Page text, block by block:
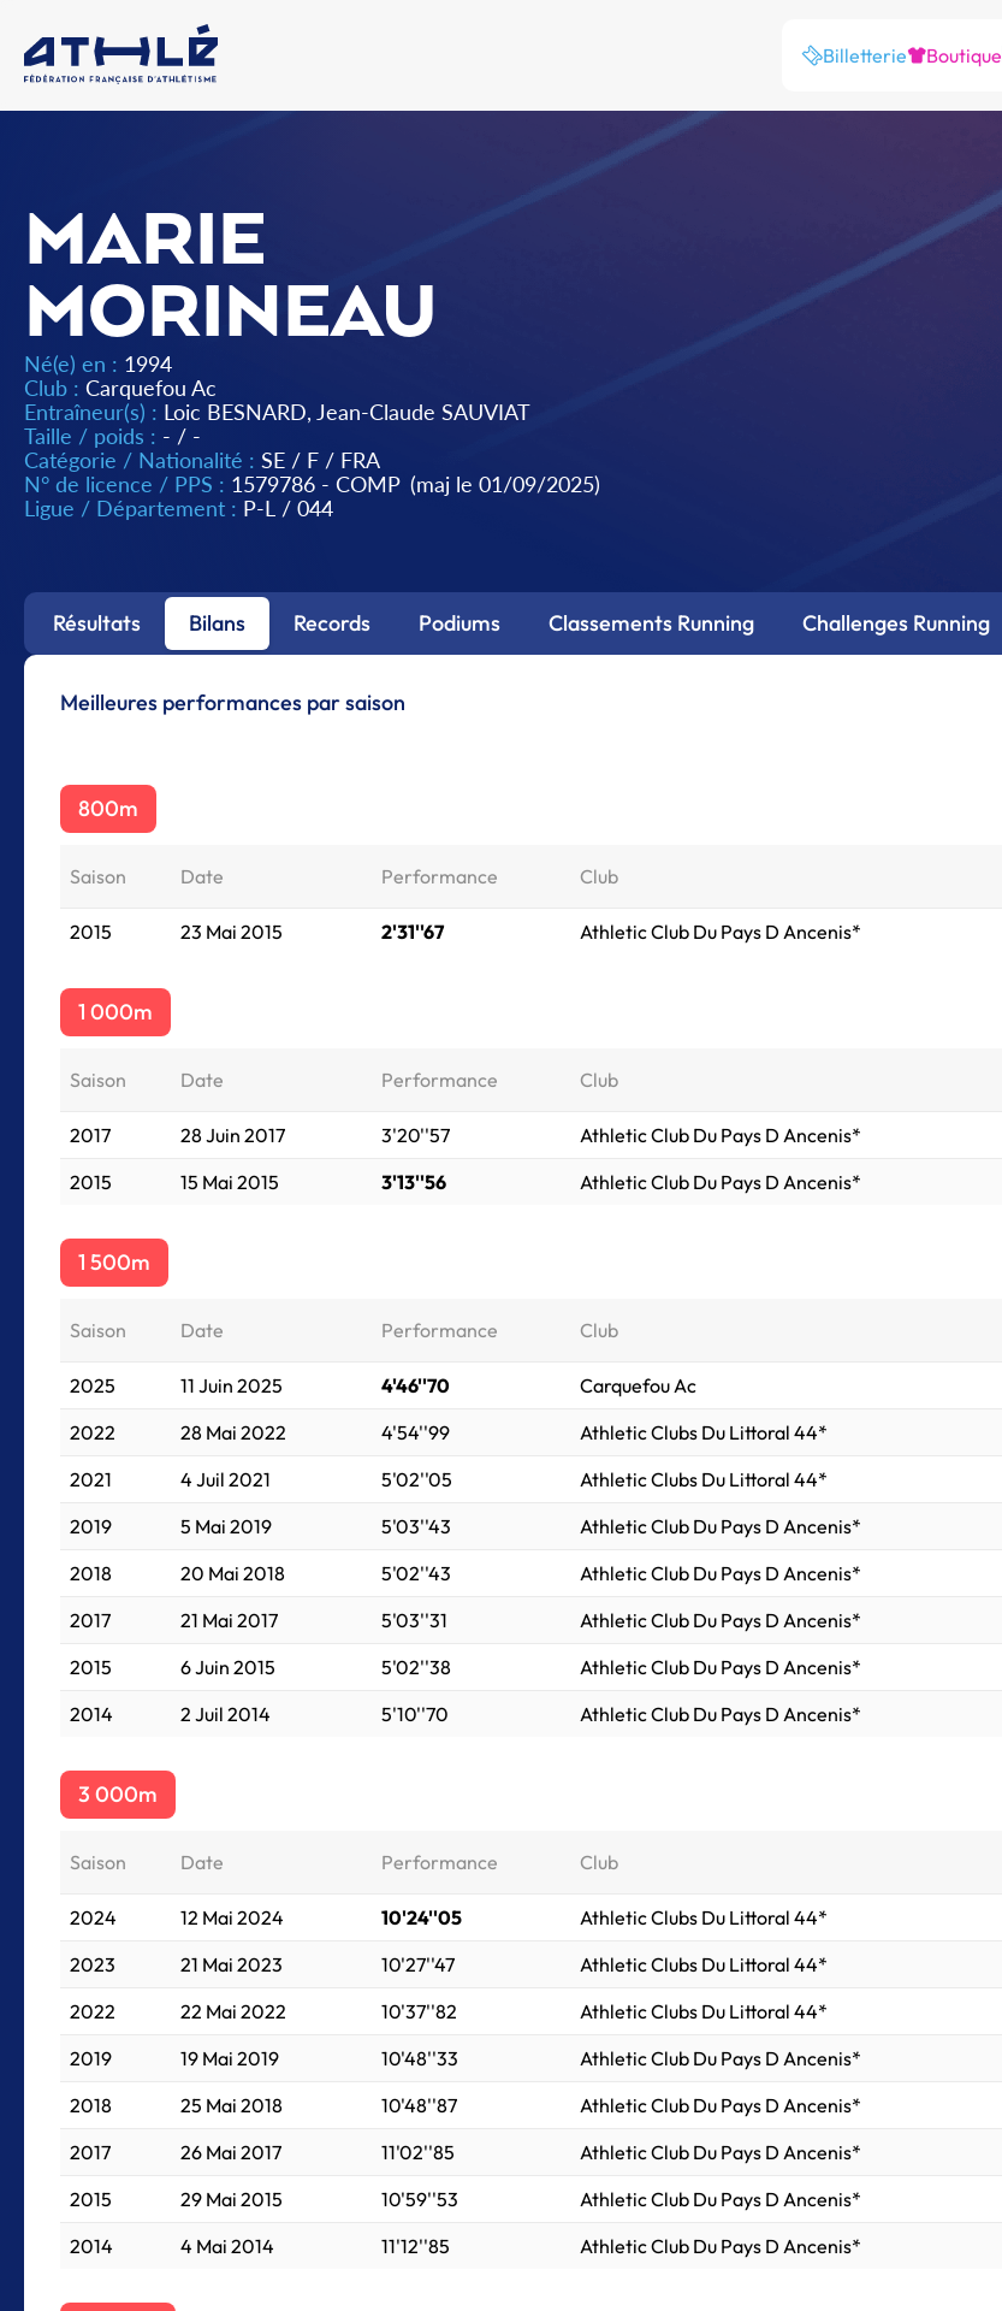
Billetterie Boutique
MARIE
MORINEAU
Né(e) en : 1994
Club : Carquefou Ac
Entraîneur(s) : Loic BESNARD, Jean-Claude SAUVIAT
Taille / poids : - / -
Catégorie / Nationalité : SE / F / FRA
N° de licence / PPS : 1579786 - COMP (maj le 01/09/2025)
Ligue / Département : P-L / 044
Résultats Bilans Records Podiums Classements Running Challenges Running
Meilleures performances par saison
800m
Saison Date Performance Club
2015 23 Mai 2015 2'31''67 Athletic Club Du Pays D Ancenis*
1 000m
Saison Date Performance Club
2017 28 Juin 2017 3'20''57 Athletic Club Du Pays D Ancenis*
2015
15 Mai 2015 3'13''56 Athletic Club Du Pays D Ancenis*
1 500m
Saison Date Performance Club
2025 11 Juin 2025 4'46''70 Carquefou Ac
2022
28 Mai 2022 4'54''99 Athletic Clubs Du Littoral 44*
2021
4 Juil 2021 5'02''05 Athletic Clubs Du Littoral 44*
2019
5 Mai 2019 5'03''43 Athletic Club Du Pays D Ancenis*
2018
20 Mai 2018 5'02''43 Athletic Club Du Pays D Ancenis*
2017
21 Mai 2017 5'03''31 Athletic Club Du Pays D Ancenis*
2015
6 Juin 2015 5'02''38 Athletic Club Du Pays D Ancenis*
2014
2 Juil 2014 5'10''70 Athletic Club Du Pays D Ancenis*
3 000m
Saison Date Performance Club
2024 12 Mai 2024 10'24''05 Athletic Clubs Du Littoral 44*
2023
21 Mai 2023 10'27''47 Athletic Clubs Du Littoral 44*
2022
22 Mai 2022 10'37''82 Athletic Clubs Du Littoral 44*
2019
19 Mai 2019 10'48''33 Athletic Club Du Pays D Ancenis*
2018
25 Mai 2018 10'48''87 Athletic Club Du Pays D Ancenis*
2017
26 Mai 2017 11'02''85 Athletic Club Du Pays D Ancenis*
2015
29 Mai 2015 10'59''53 Athletic Club Du Pays D Ancenis*
2014
4 Mai 2014 11'12''85 Athletic Club Du Pays D Ancenis*